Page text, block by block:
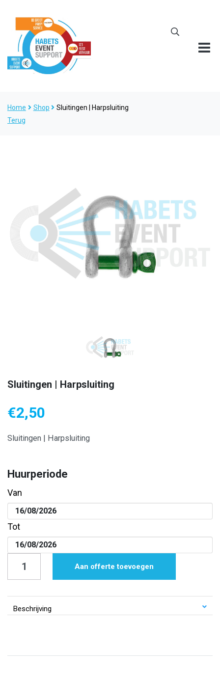
Home Shop
Sluitingen | Harpsluiting
Terug
Sluitingen | Harpsluiting
€2,50
Sluitingen | Harpsluiting
Huurperiode
Van
Tot
aantal
Aan offerte toevoegen
Beschrijving